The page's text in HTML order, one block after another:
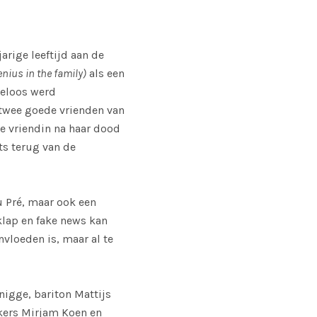
leeftijd aan de
in the family) als een
werd
goede vrienden van
vriendin na haar dood
terug van de
maar ook een
en fake news kan
is, maar al te
bariton Mattijs
Mirjam Koen en